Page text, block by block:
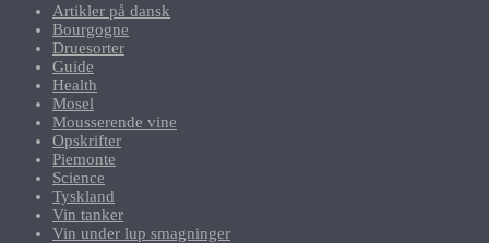
Artikler på dansk
Bourgogne
Druesorter
Guide
Health
Mosel
Mousserende vine
Opskrifter
Piemonte
Science
Tyskland
Vin tanker
Vin under lup smagninger